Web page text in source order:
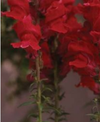
Palīglīdzekļi augu
Klientu Diena
Novatec - izcils
sezonas otrajā pusē!
Piedāvājums ābeļdārziem
TOP piemājas dārzam